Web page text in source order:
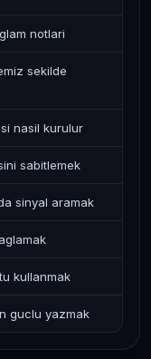
notlari
sekilde
nasil kurulur
sabitlemek
sinyal aramak
kullanmak
guclu yazmak